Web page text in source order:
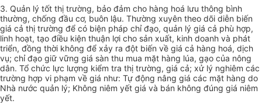
3. Quản lý tốt thị trường, bảo đảm cho hàng hoá lưu thông bình
thường, chống đầu cơ, buôn lậu. Thường xuyên theo dõi diễn biến
giá cả thị trường để có biện pháp chỉ đạo, quản lý giá cả phù hợp,
linh hoạt, tạo điều kiện thuận lợi cho sản xuất, kinh doanh và phát
triển, đồng thời không để xảy ra đột biến về giá cả hàng hoá, dịch
vụ; chỉ đạo giữ vững giá sàn thu mua mặt hàng lúa, gạo của nông
dân. Tổ chức lực lượng kiểm tra thị trường, giá cả; xử lý nghiêm các
trường hợp vi phạm về giá như: Tự động nâng giá các mặt hàng do
Nhà nước quản lý; Không niêm yết giá và bán không đúng giá niêm
yết.